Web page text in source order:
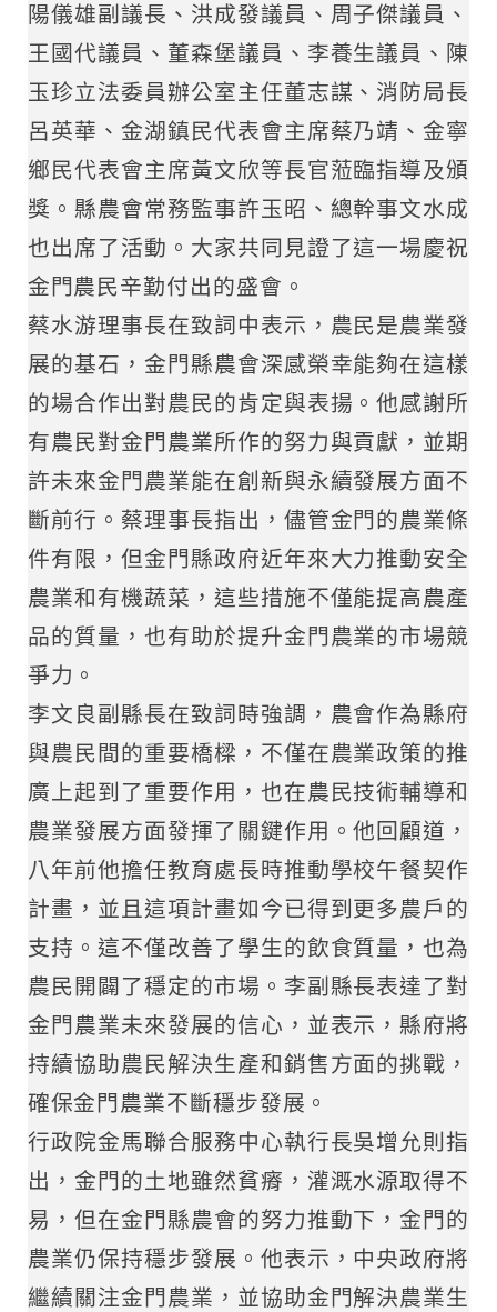
陽儀雄副議長、洪成發議員、周子傑議員、
王國代議員、董森堡議員、李養生議員、陳
玉珍立法委員辦公室主任董志謀、消防局長
呂英華、金湖鎮民代表會主席蔡乃靖、金寧
鄉民代表會主席黃文欣等長官蒞臨指導及頒
獎。縣農會常務監事許玉昭、總幹事文水成
也出席了活動。大家共同見證了這一場慶祝
金門農民辛勤付出的盛會。
蔡水游理事長在致詞中表示，農民是農業發
展的基石，金門縣農會深感榮幸能夠在這樣
的場合作出對農民的肯定與表揚。他感謝所
有農民對金門農業所作的努力與貢獻，並期
許未來金門農業能在創新與永續發展方面不
斷前行。蔡理事長指出，儘管金門的農業條
件有限，但金門縣政府近年來大力推動安全
農業和有機蔬菜，這些措施不僅能提高農產
品的質量，也有助於提升金門農業的市場競
爭力。
李文良副縣長在致詞時強調，農會作為縣府
與農民間的重要橋樑，不僅在農業政策的推
廣上起到了重要作用，也在農民技術輔導和
農業發展方面發揮了關鍵作用。他回顧道，
八年前他擔任教育處長時推動學校午餐契作
計畫，並且這項計畫如今已得到更多農戶的
支持。這不僅改善了學生的飲食質量，也為
農民開闢了穩定的市場。李副縣長表達了對
金門農業未來發展的信心，並表示，縣府將
持續協助農民解決生產和銷售方面的挑戰，
確保金門農業不斷穩步發展。
行政院金馬聯合服務中心執行長吳增允則指
出，金門的土地雖然貧瘠，灌溉水源取得不
易，但在金門縣農會的努力推動下，金門的
農業仍保持穩步發展。他表示，中央政府將
繼續關注金門農業，並協助金門解決農業生